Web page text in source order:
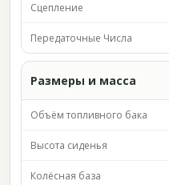
Сцепление
Передаточные Числа
Размеры и масса
Объём топливного бака
Высота сиденья
Колёсная база